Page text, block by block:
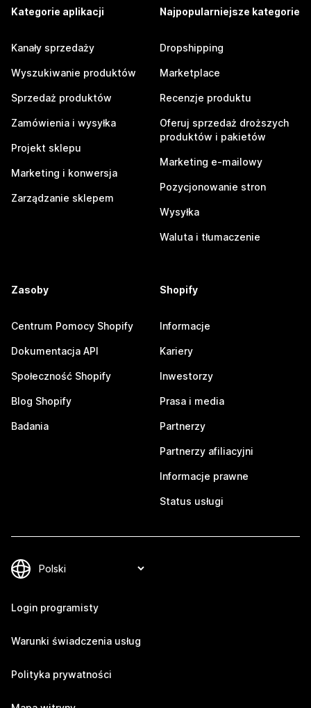
Kategorie aplikacji
Kanały sprzedaży
Wyszukiwanie produktów
Sprzedaż produktów
Zamówienia i wysyłka
Projekt sklepu
Marketing i konwersja
Zarządzanie sklepem
Najpopularniejsze kategorie
Dropshipping
Marketplace
Recenzje produktu
Oferuj sprzedaż droższych
produktów i pakietów
Marketing e-mailowy
Pozycjonowanie stron
Wysyłka
Waluta i tłumaczenie
Zasoby
Centrum Pomocy Shopify
Dokumentacja API
Społeczność Shopify
Blog Shopify
Badania
Shopify
Informacje
Kariery
Inwestorzy
Prasa i media
Partnerzy
Partnerzy afiliacyjni
Informacje prawne
Status usługi
Login programisty
Warunki świadczenia usług
Polityka prywatności